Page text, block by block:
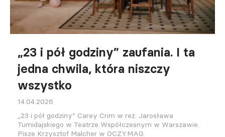
„23 i pół godziny” zaufania. I ta
jedna chwila, która niszczy
wszystko
14.04.2026
„23 i pół godziny” Carey Crim w reż. Jarosława
Tumidajskiego w Teatrze Współczesnym w Warszawie.
Pisze Krzysztof Malcher w OCZY.MAG.